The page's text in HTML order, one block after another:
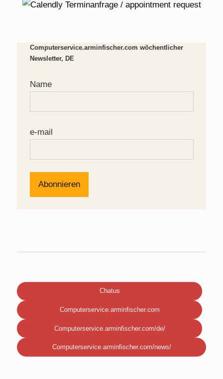
Computerservice.arminfischer.com wöchentlicher
Newsletter, DE
Name
e-mail
Chatus
Computerservice.arminfischer.com
Computerservice.arminfischer.com/de/
Computerservice.arminfischer.com/news/